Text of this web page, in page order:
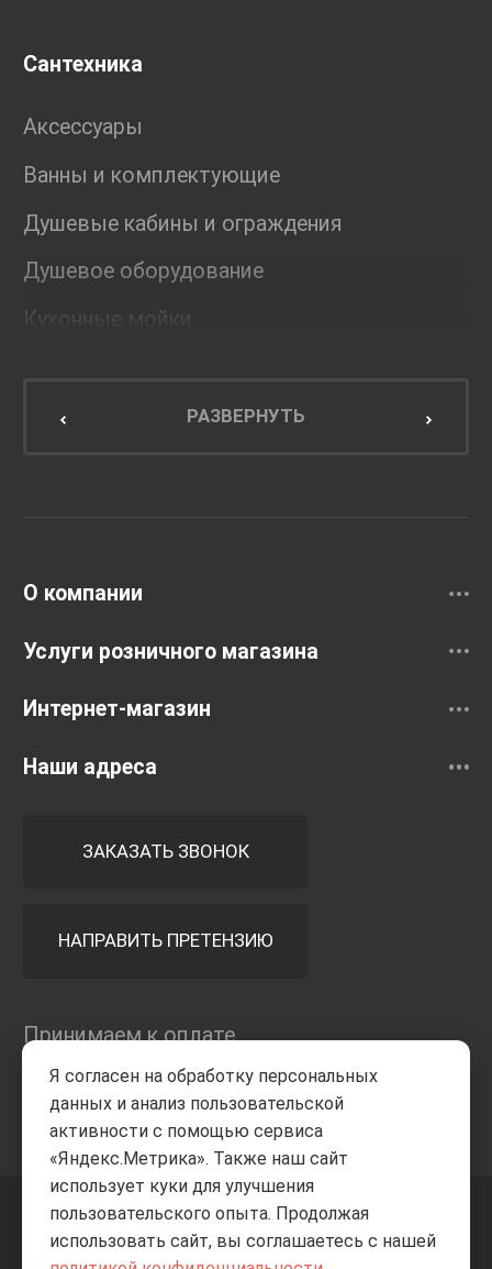
Сантехника
Аксессуары
Ванны и комплектующие
Душевые кабины и ограждения
Душевое оборудование
Кухонные мойки
Мебель для кухниРАЗВЕРНУТЬ
О компании
Услуги розничного магазина
Интернет-магазин
Наши адреса
ЗАКАЗАТЬ ЗВОНОК
НАПРАВИТЬ ПРЕТЕНЗИЮ
Принимаем к оплате
+7 8332205-805 ВВЕРХ
Я согласен на обработку персональных
данных и анализ пользовательской
активности с помощью сервиса
«Яндекс.Метрика». Также наш сайт
использует куки для улучшения
пользовательского опыта. Продолжая
использовать сайт, вы соглашаетесь с нашей